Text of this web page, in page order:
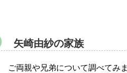
矢崎由紗の家族
ご両親や兄弟について調べてみま